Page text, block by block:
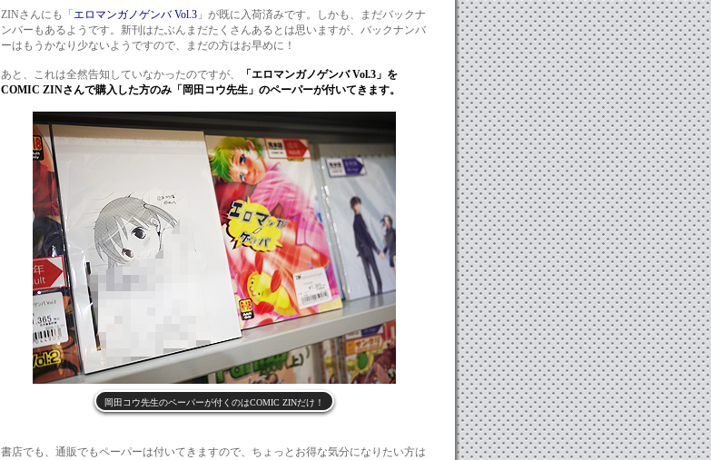
ZINさんにも「エロマンガノゲンバ Vol.3 」が既に入荷済みです。しかも、まだバックナ
ンバーもあるようです。新刊はたぶんまだたくさんあるとは思いますが、バックナンバ
ーはもうかなり少ないようですので、まだの方はお早めに！
あと、これは全然告知していなかったのですが、
「エロマンガノゲンバ Vol.3」を
COMIC ZINさんで購入した方のみ「岡田コウ先生」のペーパーが付いてきます。
岡田コウ先生のペーパーが付くのはCOMIC ZINだけ！
書店でも、通販でもペーパーは付いてきますので、ちょっとお得な気分になりたい方は